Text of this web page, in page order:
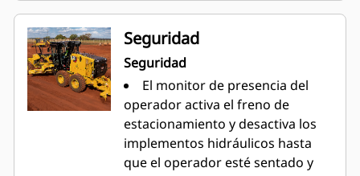
configuraciones con palanca y
volante (LVR) o con palanca tipo
joystick (JOY) para adaptarse a las
preferencias del operador.
Seguridad
Seguridad
El monitor de presencia del
operador activa el freno de
estacionamiento y desactiva los
implementos hidráulicos hasta
que el operador esté sentado y